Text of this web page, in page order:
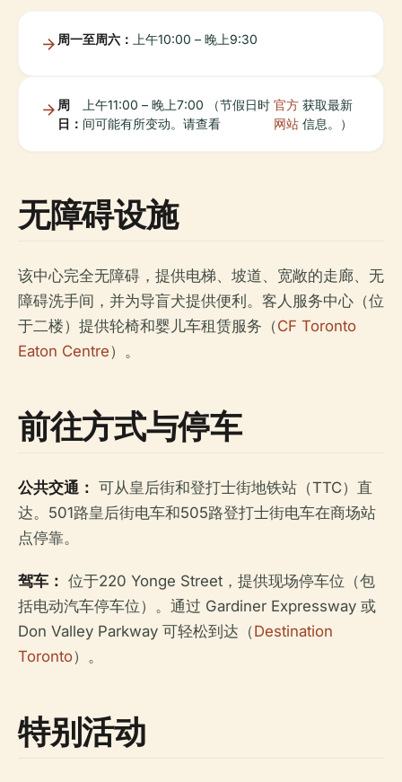
周一至周六： 上午10:00 – 晚上9:30
周
日：
上午11:00 – 晚上7:00 （节假日时
间可能有所变动。请查看
官方
网站
获取最新
信息。）
无障碍设施
该中心完全无障碍，提供电梯、坡道、宽敞的走廊、无
障碍洗手间，并为导盲犬提供便利。客人服务中心（位
于二楼）提供轮椅和婴儿车租赁服务（CF Toronto
Eaton Centre）。
前往方式与停车
公共交通： 可从皇后街和登打士街地铁站（TTC）直
达。501路皇后街电车和505路登打士街电车在商场站
点停靠。
驾车： 位于220 Yonge Street，提供现场停车位（包
括电动汽车停车位）。通过 Gardiner Expressway 或
Don Valley Parkway 可轻松到达（Destination
Toronto）。
特别活动